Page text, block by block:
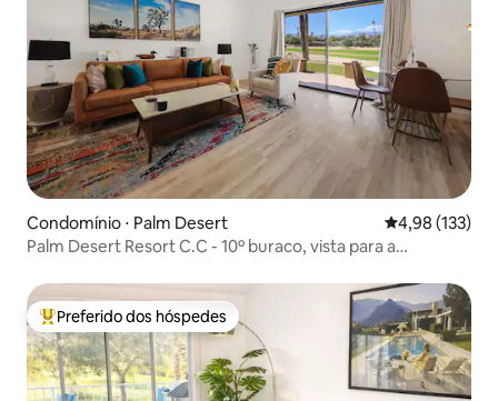
Condomínio ⋅ Palm Desert 4,98 de uma
4,98 (133)
Palm Desert Resort C.C - 10º buraco, vista para a
Entre os melhores preferidos dos hóspedes
Preferido dos hóspedes